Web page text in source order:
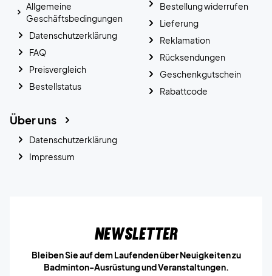
Allgemeine
Geschäftsbedingungen
Datenschutzerklärung
FAQ
Preisvergleich
Bestellstatus
Bestellung widerrufen
Lieferung
Reklamation
Rücksendungen
Geschenkgutschein
Rabattcode
Über uns
Datenschutzerklärung
Impressum
Newsletter
Bleiben Sie auf dem Laufenden über Neuigkeiten zu
Badminton-Ausrüstung und Veranstaltungen.